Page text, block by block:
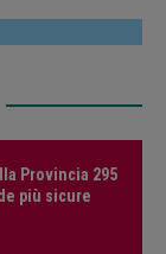
Provincia 295
più sicure